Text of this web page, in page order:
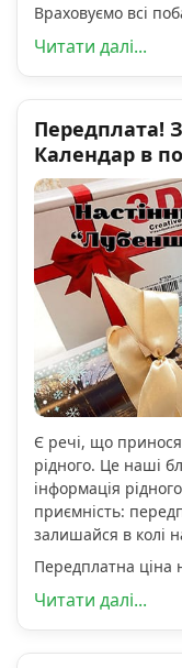
Враховуємо всі
Читати далі...
Передплата!
Календар в
Є речі, що
рідного. Це наші
інформація
приємність:
залишайся в колі
Передплатна ціна
Читати далі...